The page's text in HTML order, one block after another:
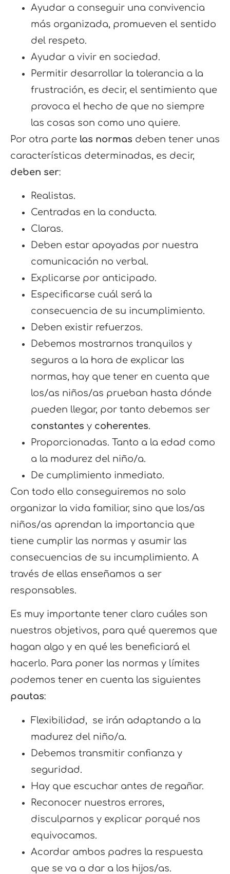
Ayudar a conseguir una convivencia
más organizada, promueven el sentido
del respeto.
Ayudar a vivir en sociedad.
Permitir desarrollar la tolerancia a la
frustración, es decir, el sentimiento que
provoca el hecho de que no siempre
las cosas son como uno quiere.
Por otra parte las normas deben tener unas
características determinadas, es decir,
deben ser:
Realistas.
Centradas en la conducta.
Claras.
Deben estar apoyadas por nuestra
comunicación no verbal.
Explicarse por anticipado.
Especificarse cuál será la
consecuencia de su incumplimiento.
Deben existir refuerzos.
Debemos mostrarnos tranquilos y
seguros a la hora de explicar las
normas, hay que tener en cuenta que
los/as niños/as prueban hasta dónde
pueden llegar, por tanto debemos ser
constantes y coherentes.
Proporcionadas. Tanto a la edad como
a la madurez del niño/a.
De cumplimiento inmediato.
Con todo ello conseguiremos no solo
organizar la vida familiar, sino que los/as
niños/as aprendan la importancia que
tiene cumplir las normas y asumir las
consecuencias de su incumplimiento. A
través de ellas enseñamos a ser
responsables.
Es muy importante tener claro cuáles son
nuestros objetivos, para qué queremos que
hagan algo y en qué les beneficiará el
hacerlo. Para poner las normas y límites
podemos tener en cuenta las siguientes
pautas:
Flexibilidad, se irán adaptando a la
madurez del niño/a.
Debemos transmitir confianza y
seguridad.
Hay que escuchar antes de regañar.
Reconocer nuestros errores,
disculparnos y explicar porqué nos
equivocamos.
Acordar ambos padres la respuesta
que se va a dar a los hijos/as.